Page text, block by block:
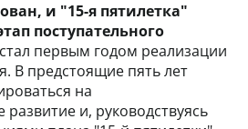
и "15-я пятилетка"
поступательного
первым годом реализации
В предстоящие пять лет
на
и, руководствуясь